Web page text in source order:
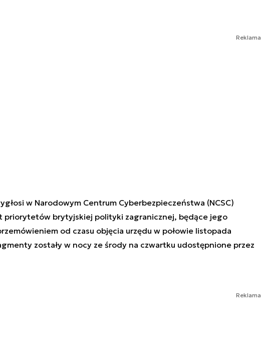
Reklama
w Narodowym Centrum Cyberbezpieczeństwa (NCSC)
priorytetów brytyjskiej polityki zagranicznej, będące jego
od czasu objęcia urzędu w połowie listopada
zostały w nocy ze środy na czwartku udostępnione przez
Reklama